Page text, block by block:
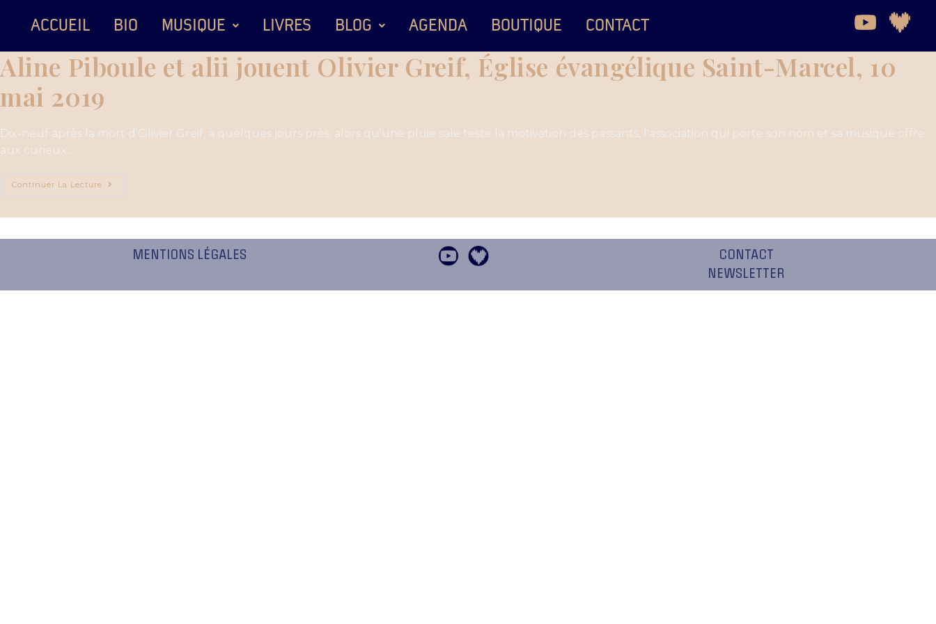
ACCUEIL BIO MUSIQUE LIVRES BLOG AGENDA BOUTIQUE CONTACT
Aline Piboule et alii jouent Olivier Greif, Église évangélique Saint-Marcel, 10
mai 2019
Dix-neuf après la mort d'Olivier Greif, à quelques jours près, alors qu'une pluie sale teste la motivation des passants, l'association qui porte son nom et sa musique offre
aux curieux…
Continuer La Lecture
MENTIONS LÉGALES
CONTACT
NEWSLETTER